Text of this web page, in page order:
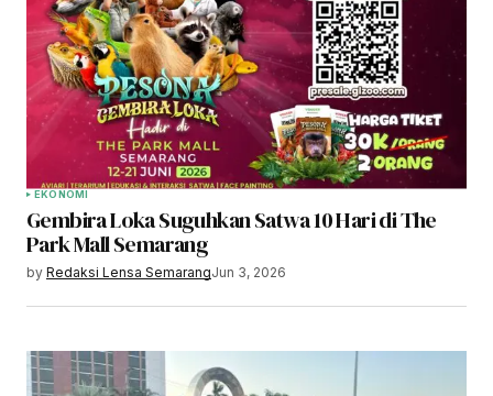
EKONOMI
Gembira Loka Suguhkan Satwa 10 Hari di The
Park Mall Semarang
by Redaksi Lensa SemarangJun 3, 2026